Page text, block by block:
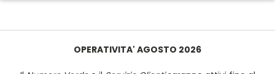
OPERATIVITA' AGOSTO 2026